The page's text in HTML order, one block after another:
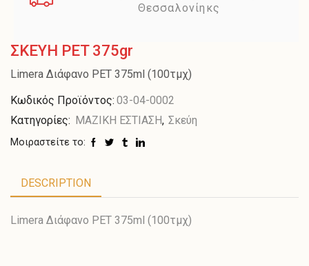
Θεσσαλονίηκς
ΣΚΕΥΗ PET 375gr
Limera Διάφανο PET 375ml (100τμχ)
Κωδικός Προϊόντος: 03-04-0002
Κατηγορίες: ΜΑΖΙΚΗ ΕΣΤΙΑΣΗ, Σκεύη
Μοιραστείτε το:
DESCRIPTION
Limera Διάφανο PET 375ml (100τμχ)